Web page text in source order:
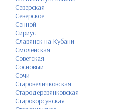
Северская
Северское
Сенной
Сириус
Славянск-на-Кубани
Смоленская
Советская
Сосновый
Сочи
Старовеличковская
Стародеревянковская
Старокорсунская